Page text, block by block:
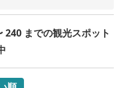
240 までの観光スポット